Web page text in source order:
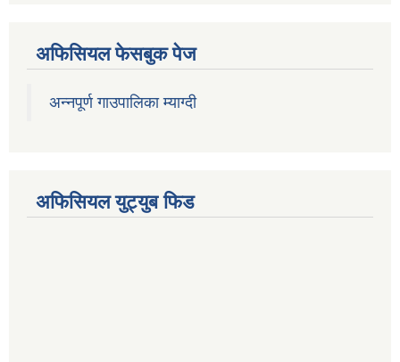
अफिसियल फेसबुक पेज
अन्नपूर्ण गाउपालिका म्याग्दी
अफिसियल युट्युब फिड